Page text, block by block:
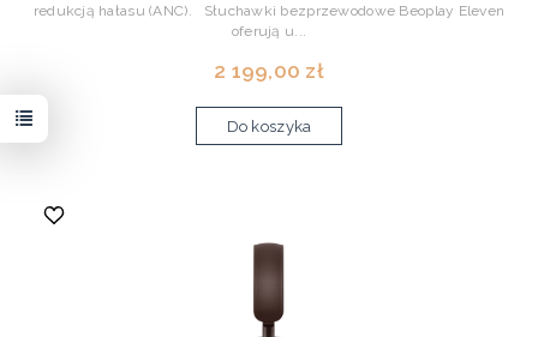
redukcją hałasu (ANC). Słuchawki bezprzewodowe Beoplay Eleven
oferują u...
2 199,00 zł
Do koszyka